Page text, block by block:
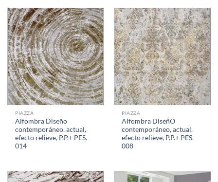
PIAZZA
Alfombra Diseño
contemporáneo, actual,
efecto relieve, P.P.+ PES.
014
PIAZZA
Alfombra DiseñO
contemporáneo, actual,
efecto relieve, P.P.+ PES.
008